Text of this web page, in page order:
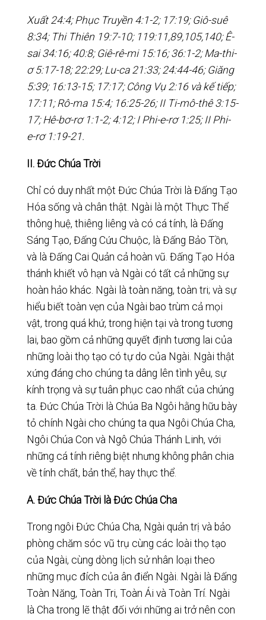
Xuất 24:4; Phục Truyền 4:1-2; 17:19; Giô-suê
8:34; Thi Thiên 19:7-10; 119:11,89,105,140; Ê-
sai 34:16; 40:8; Giê-rê-mi 15:16; 36:1-2; Ma-thi-
ơ 5:17-18; 22:29; Lu-ca 21:33; 24:44-46; Giăng
5:39; 16:13-15; 17:17; Công Vụ 2:16 và kế tiếp;
17:11; Rô-ma 15:4; 16:25-26; II Ti-mô-thê 3:15-
17; Hê-bơ-rơ 1:1-2; 4:12; I Phi-e-rơ 1:25; II Phi-
e-rơ 1:19-21.
II. Đức Chúa Trời
Chỉ có duy nhất một Đức Chúa Trời là Đấng Tạo
Hóa sống và chân thật. Ngài là một Thực Thể
thông huệ, thiêng liêng và có cá tính, là Đấng
Sáng Tạo, Đấng Cứu Chuộc, là Đấng Bảo Tồn,
và là Đấng Cai Quản cả hoàn vũ. Đấng Tạo Hóa
thánh khiết vô hạn và Ngài có tất cả những sự
hoàn hảo khác. Ngài là toàn năng, toàn tri; và sự
hiểu biết toàn vẹn của Ngài bao trùm cả mọi
vật, trong quá khứ, trong hiện tại và trong tương
lai, bao gồm cả những quyết định tương lai của
những loài thọ tạo có tự do của Ngài. Ngài thật
xứng đáng cho chúng ta dâng lên tình yêu, sự
kính trọng và sự tuân phục cao nhất của chúng
ta. Đức Chúa Trời là Chúa Ba Ngôi hằng hữu bày
tỏ chính Ngài cho chúng ta qua Ngôi Chúa Cha,
Ngôi Chúa Con và Ngô Chúa Thánh Linh, với
những cá tính riêng biệt nhưng không phân chia
về tính chất, bản thể, hay thực thể.
A. Đức Chúa Trời là Đức Chúa Cha
Trong ngôi Đức Chúa Cha, Ngài quản trị và bảo
phòng chăm sóc vũ trụ cùng các loài thọ tạo
của Ngài, cùng dòng lịch sử nhân loại theo
những mục đích của ân điển Ngài. Ngài là Đấng
Toàn Năng, Toàn Tri, Toàn Ái và Toàn Trí. Ngài
là Cha trong lẽ thật đối với những ai trở nên con